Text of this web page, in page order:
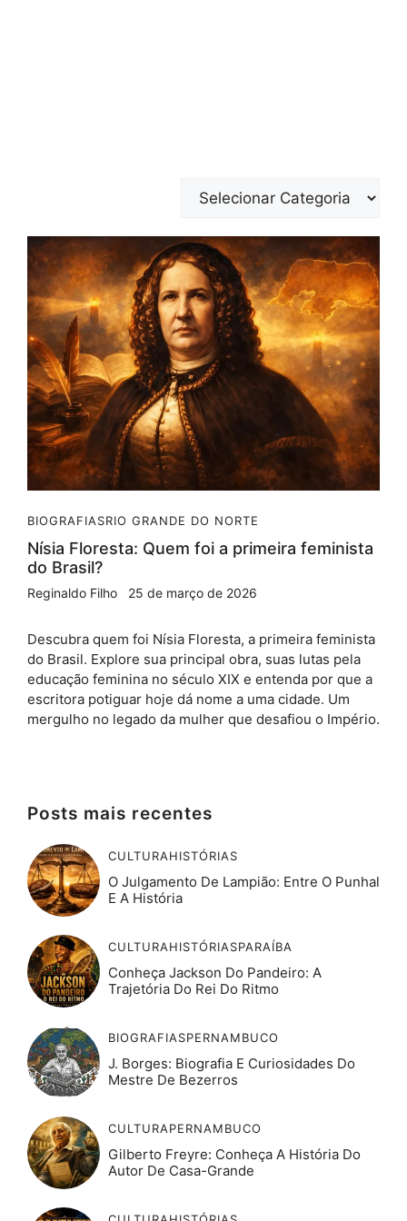
Categorias
BIOGRAFIASRIO GRANDE DO NORTE
Nísia Floresta: Quem foi a primeira feminista
do Brasil?
Reginaldo Filho 25 de março de 2026
Descubra quem foi Nísia Floresta, a primeira feminista
do Brasil. Explore sua principal obra, suas lutas pela
educação feminina no século XIX e entenda por que a
escritora potiguar hoje dá nome a uma cidade. Um
mergulho no legado da mulher que desafiou o Império.
Posts mais recentes
CULTURAHISTÓRIAS
O Julgamento De Lampião: Entre O Punhal
E A História
CULTURAHISTÓRIASPARAÍBA
Conheça Jackson Do Pandeiro: A
Trajetória Do Rei Do Ritmo
BIOGRAFIASPERNAMBUCO
J. Borges: Biografia E Curiosidades Do
Mestre De Bezerros
CULTURAPERNAMBUCO
Gilberto Freyre: Conheça A História Do
Autor De Casa-Grande